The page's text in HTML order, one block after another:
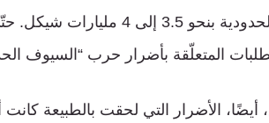
المتعلّقة بأضرار حرب “السيوف
الأضرار التي لحقت بالطبيعة